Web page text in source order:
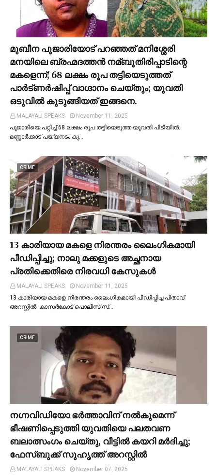
മുബീന പൂജാരിയോട് പറഞ്ഞത് മനിശ്ശേരി
മനയിലെ ബ്രഹ്മദത്തൻ നമ്ബൂതിരിപ്പാടിന്റെ
മകളെന്ന്; 68 ലക്ഷം രൂപ തട്ടിയെടുത്തത്
പാര്‍ട്ണര്‍ഷിപ്പ് വാഗ്ദാനം ചെയ്തും; യുവതി
ഒടുവില്‍ കുടുങ്ങിയത് ഇങ്ങനെ.
MALAYALI SPEAKS
November 11, 2025
പൂജാരിയെ പറ്റിച്ച്‌ 68 ലക്ഷം രൂപ തട്ടിയെടുത്ത യുവതി പിടിയില്‍.
മണ്ണാർക്കാട് പയ്യനടം കു…
CRIME
13 കാരിയായ മകളെ നിരന്തരം ലൈംഗികമായി
പീഡിപ്പിച്ചു; നാലു മക്കളുടെ അച്ഛനായ
പ്രതിക്കെതിരെ നിരവധി കേസുകള്‍
MALAYALI SPEAKS
November 11, 2025
13 കാരിയായ മകളെ നിരന്തരം ലൈംഗികമായി പീഡിപ്പിച്ച പിതാവ്
അറസ്റ്റില്‍. കാസർകോട് പൊലീസ് സ്…
CRIME
നഗ്നവിഡിയോ ഭര്‍ത്താവിന് നല്‍കുമെന്ന്
ഭീഷണിപ്പെടുത്തി യുവതിയെ പലതവണ
ബലാത്സംഗം ചെയ്തു, വീട്ടില്‍ കയറി മര്‍ദിച്ചു;
ഫേസ്ബുക്ക് സുഹൃത്ത് അറസ്റ്റില്‍
MALAYALI SPEAKS
November 07, 2025